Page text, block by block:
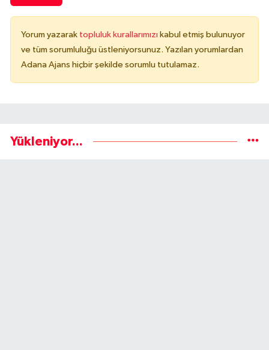
Yorum yazarak topluluk kurallarımızı kabul etmiş bulunuyor
ve tüm sorumluluğu üstleniyorsunuz. Yazılan yorumlardan
Adana Ajans hiçbir şekilde sorumlu tutulamaz.
Yükleniyor...